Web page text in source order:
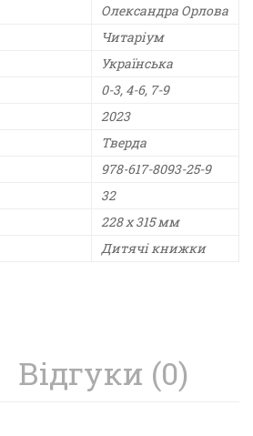
Олександра Орлова
Читаріум
Українська
0-3, 4-6, 7-9
2023
Тверда
978-617-8093-25-9
32
228 x 315 мм
Дитячі книжки
Відгуки (0)